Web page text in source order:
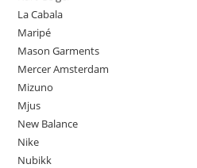
La Cabala
Maripé
Mason Garments
Mercer Amsterdam
Mizuno
Mjus
New Balance
Nike
Nubikk